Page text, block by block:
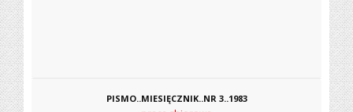
PISMO..MIESIĘCZNIK..NR 3..1983